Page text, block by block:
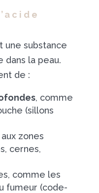
une substance
la peau.
de :
, comme
(sillons
zones
cernes,
comme les
fumeur (code-